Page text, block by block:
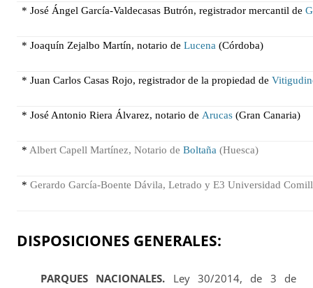
* José Ángel García-Valdecasas Butrón, registrador mercantil de
* Joaquín Zejalbo Martín, notario de Lucena (Córdoba)
* Juan Carlos Casas Rojo, registrador de la propiedad de
* José Antonio Riera Álvarez, notario de Arucas (Gran Canaria)
*Albert Capell Martínez, Notario deBoltaña (Huesca)
*Gerardo García-Boente Dávila, Letrado y E3 Universidad
DISPOSICIONES GENERALES:
PARQUES NACIONALES. Ley 30/2014, de 3 de